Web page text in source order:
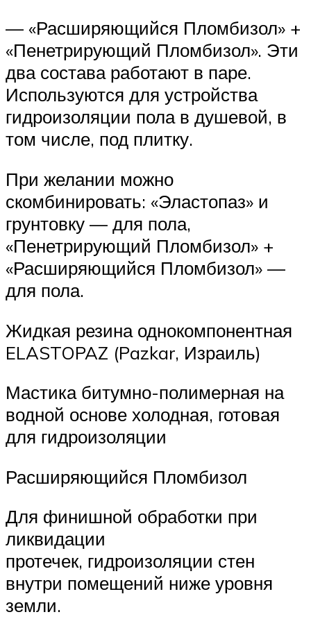
— «Расширяющийся Пломбизол» +
«Пенетрирующий Пломбизол». Эти
два состава работают в паре.
Используются для устройства
гидроизоляции пола в душевой, в
том числе, под плитку.
При желании можно
скомбинировать: «Эластопаз» и
грунтовку — для пола,
«Пенетрирующий Пломбизол» +
«Расширяющийся Пломбизол» —
для пола.
Жидкая резина однокомпонентная
ELASTOPAZ (Pazkar, Израиль)
Мастика битумно-полимерная на
водной основе холодная, готовая
для гидроизоляции
Расширяющийся Пломбизол
Для финишной обработки при
ликвидации
протечек, гидроизоляции стен
внутри помещений ниже уровня
земли.